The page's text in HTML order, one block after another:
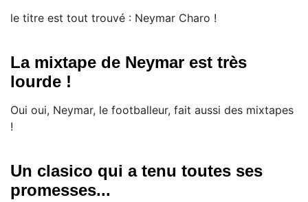
le titre est tout trouvé : Neymar Charo !
La mixtape de Neymar est très
lourde !
​Oui oui, Neymar, le footballeur, fait aussi des mixtapes
!
Un clasico qui a tenu toutes ses
promesses...